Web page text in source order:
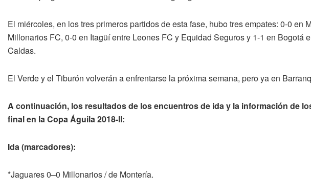
El miércoles, en los tres primeros partidos de esta fase, hubo tres empates: 0-0 en
Millonarios FC, 0-0 en Itagüí entre Leones FC y Equidad Seguros y 1-1 en Bogotá
Caldas.
El Verde y el Tiburón volverán a enfrentarse la próxima semana, pero ya en
A continuación, los resultados de los encuentros de ida y la información de
final en la Copa Águila 2018-II:
Ida (marcadores):
*Jaguares 0–0 Millonarios / de Montería.